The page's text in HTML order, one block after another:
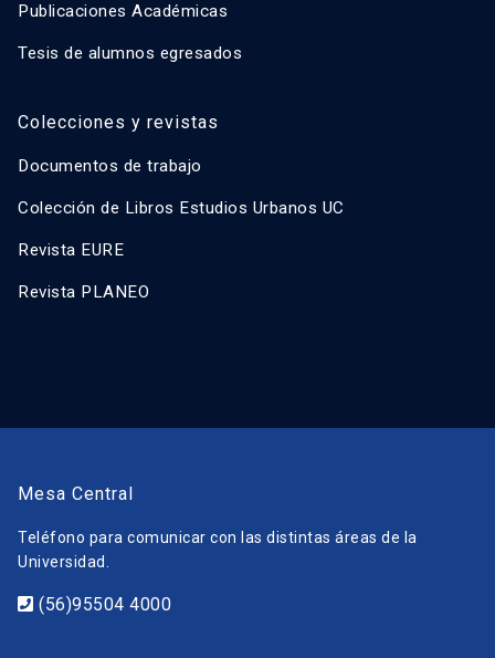
Publicaciones Académicas
Tesis de alumnos egresados
Colecciones y revistas
Documentos de trabajo
Colección de Libros Estudios Urbanos UC
Revista EURE
Revista PLANEO
Mesa Central
Teléfono para comunicar con las distintas áreas de la
Universidad.
(56)95504 4000